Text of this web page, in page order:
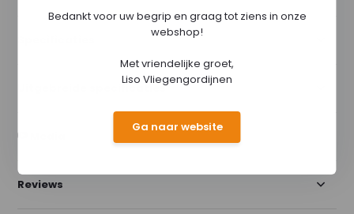
Uitgebreide specificaties
Reviews
Bedankt voor uw begrip en graag tot ziens in onze
webshop!
Met vriendelijke groet,
Liso Vliegengordijnen
Ga naar website